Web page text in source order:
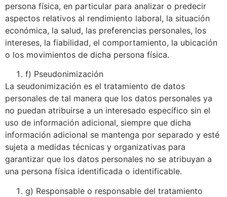
persona física, en particular para analizar o predecir
aspectos relativos al rendimiento laboral, la situación
económica, la salud, las preferencias personales, los
intereses, la fiabilidad, el comportamiento, la ubicación
o los movimientos de dicha persona física.
f) Pseudonimización
La seudonimización es el tratamiento de datos
personales de tal manera que los datos personales ya
no puedan atribuirse a un interesado específico sin el
uso de información adicional, siempre que dicha
información adicional se mantenga por separado y esté
sujeta a medidas técnicas y organizativas para
garantizar que los datos personales no se atribuyan a
una persona física identificada o identificable.
g) Responsable o responsable del tratamiento